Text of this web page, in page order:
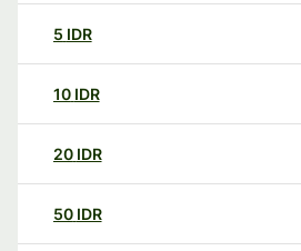
5 IDR
10 IDR
20 IDR
50 IDR